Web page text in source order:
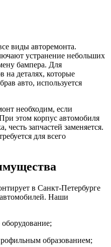
виды авторемонта.
устранение небольших
бампера. Для
на деталях, которые
авто, используется
необходим, если
этом корпус автомобиля
честь запчастей заменяется.
для всего
в Санкт-Петербурге
Наши
образованием;